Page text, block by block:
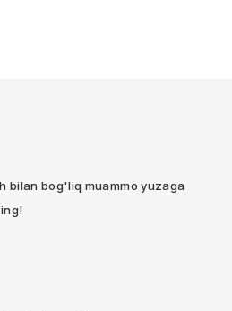
bilan bog'liq muammo yuzaga